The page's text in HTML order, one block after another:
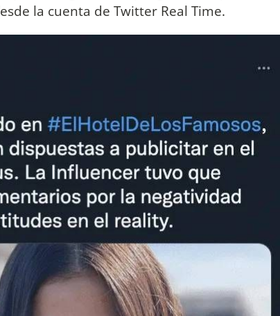
la cuenta de Twitter Real Time.